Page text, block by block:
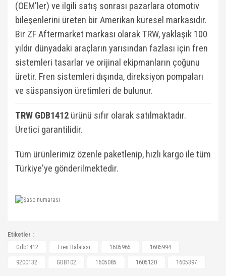
(OEM'ler) ve ilgili satış sonrası pazarlara otomotiv
bileşenlerini üreten bir Amerikan küresel markasıdır.
Bir ZF Aftermarket markası olarak TRW, yaklaşık 100
yıldır dünyadaki araçların yarısından fazlası için fren
sistemleri tasarlar ve orijinal ekipmanların çoğunu
üretir. Fren sistemleri dışında, direksiyon pompaları
ve süspansiyon üretimleri de bulunur.
TRW GDB1412 ürünü sıfır olarak satılmaktadır.
Üretici garantilidir.
Tüm ürünlerimiz özenle paketlenip, hızlı kargo ile tüm
Türkiye'ye gönderilmektedir.
1605120, 1605120, 1605397, 1605965, 1605994,
Etiketler :
Gdb1412
Fren Balatası 1605965 1605994
9200132 GDB102 1605085 1605120 1605397